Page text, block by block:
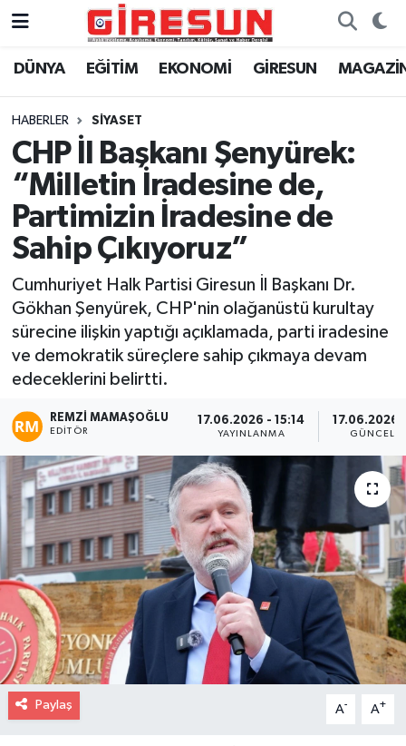
DÜNYA EĞİTİM EKONOMİ GİRESUN
HABERLER SİYASET
CHP İl Başkanı Şenyürek:
“Milletin İradesine de,
Partimizin İradesine de
Sahip Çıkıyoruz”
Cumhuriyet Halk Partisi Giresun İl Başkanı Dr.
Gökhan Şenyürek, CHP'nin olağanüstü kurultay
sürecine ilişkin yaptığı açıklamada, parti iradesine
ve demokratik süreçlere sahip çıkmaya devam
edeceklerini belirtti.
REMZI MAMAŞOĞLU
EDITÖR
17.06.2026 - 15:14
YAYINLANMA
17.06.2026
Paylaş A- A+
Hava Durumu
Trafik Durumu
Süper Lig Puan Durumu ve Fikstür
Tüm Manşetler
Son Dakika Haberleri
Haber Arşivi